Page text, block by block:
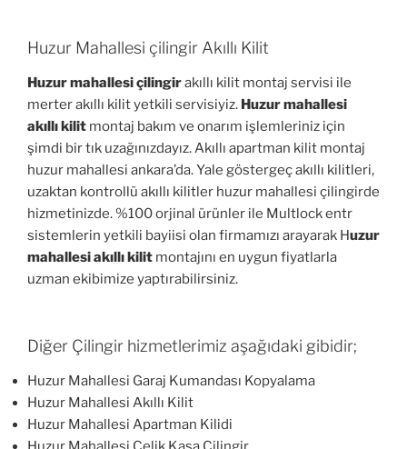
Huzur Mahallesi çilingir Akıllı Kilit
Huzur mahallesi çilingirakıllı kilit montaj servisi ile
merter akıllı kilit yetkili servisiyiz. Huzur mahallesi
akıllı kilit montaj bakım ve onarım işlemleriniz için
şimdi bir tık uzağınızdayız. Akıllı apartman kilit montaj
huzur mahallesi ankara’da. Yale göstergeç akıllı kilitleri,
uzaktan kontrollü akıllı kilitler huzur mahallesi çilingirde
hizmetinizde. %100 orjinal ürünler ile Multlock entr
sistemlerin yetkili bayiisi olan firmamızı arayarak Huzur
mahallesi akıllı kilit montajını en uygun fiyatlarla
uzman ekibimize yaptırabilirsiniz.
Diğer Çilingir hizmetlerimiz aşağıdaki gibidir;
Huzur Mahallesi Garaj Kumandası Kopyalama
Huzur Mahallesi Akıllı Kilit
Huzur Mahallesi Apartman Kilidi